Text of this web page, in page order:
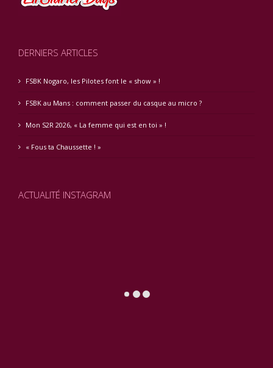
DERNIERS ARTICLES
FSBK Nogaro, les Pilotes font le « show » !
FSBK au Mans : comment passer du casque au micro ?
Mon S2R 2026, « La femme qui est en toi » !
« Fous ta Chaussette ! »
ACTUALITÉ INSTAGRAM